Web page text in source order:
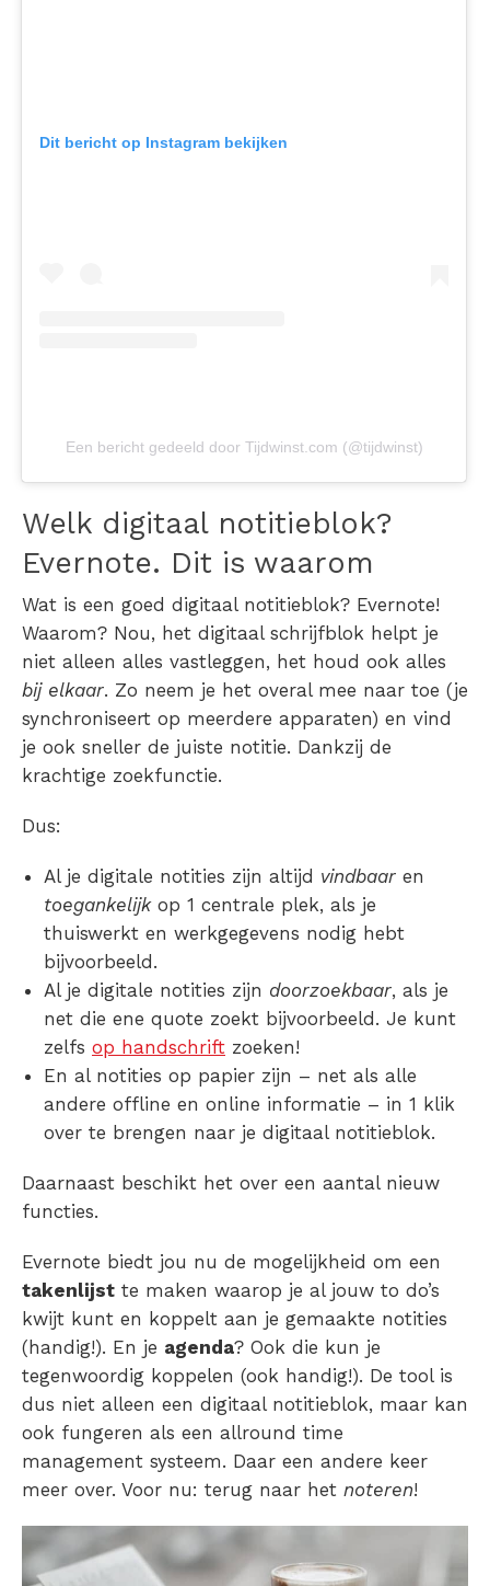
Dit bericht op Instagram bekijken
Een bericht gedeeld door Tijdwinst.com (@tijdwinst)
Welk digitaal notitieblok?
Evernote. Dit is waarom
Wat is een goed digitaal notitieblok? Evernote!
Waarom? Nou, het digitaal schrijfblok helpt je
niet alleen alles vastleggen, het houd ook alles
bij elkaar. Zo neem je het overal mee naar toe (je
synchroniseert op meerdere apparaten) en vind
je ook sneller de juiste notitie. Dankzij de
krachtige zoekfunctie.
Dus:
Al je digitale notities zijn altijd vindbaar en
toegankelijkop 1 centrale plek, als je
thuiswerkt en werkgegevens nodig hebt
bijvoorbeeld.
Al je digitale notities zijn doorzoekbaar, als je
net die ene quote zoekt bijvoorbeeld. Je kunt
zelfs op handschrift zoeken!
En al notities op papier zijn – net als alle
andere offline en online informatie – in 1 klik
over te brengen naar je digitaal notitieblok.
Daarnaast beschikt het over een aantal nieuw
functies.
Evernote biedt jou nu de mogelijkheid om een
takenlijst te maken waarop je al jouw to do’s
kwijt kunt en koppelt aan je gemaakte notities
(handig!). En je agenda? Ook die kun je
tegenwoordig koppelen (ook handig!). De tool is
dus niet alleen een digitaal notitieblok, maar kan
ook fungeren als een allround time
management systeem. Daar een andere keer
meer over. Voor nu: terug naar het noteren!